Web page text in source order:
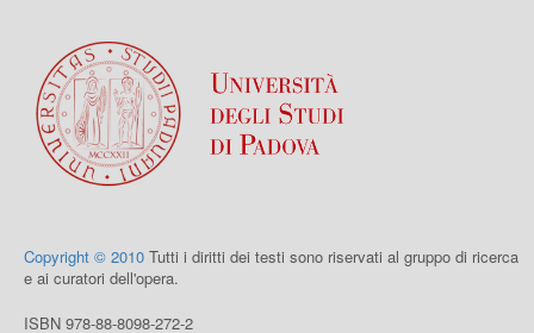
Copyright © 2010 Tutti i diritti dei testi sono riservati al gruppo di ricerca
e ai curatori dell'opera.
ISBN 978-88-8098-272-2